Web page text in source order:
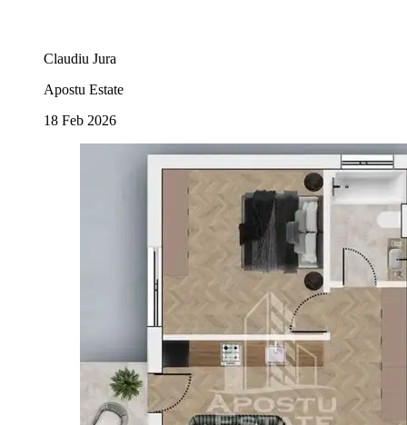
Claudiu Jura
Apostu Estate
18 Feb 2026